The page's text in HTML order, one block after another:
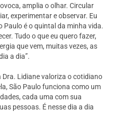
amplia o olhar. Circular
experimentar e observar. Eu
Paulo é o quintal da minha vida.
Tudo o que eu quero fazer,
que vem, muitas vezes, as
a dia”.
Lidiane valoriza o cotidiano
São Paulo funciona como um
cada uma com sua
pessoas. É nesse dia a dia